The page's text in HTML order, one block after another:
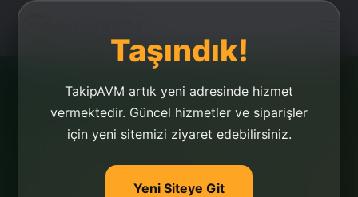
Taşındık!
TakipAVM artık yeni adresinde hizmet
vermektedir. Güncel hizmetler ve siparişler
için yeni sitemizi ziyaret edebilirsiniz.
Yeni Siteye Git
İnstabayim Sınırsız